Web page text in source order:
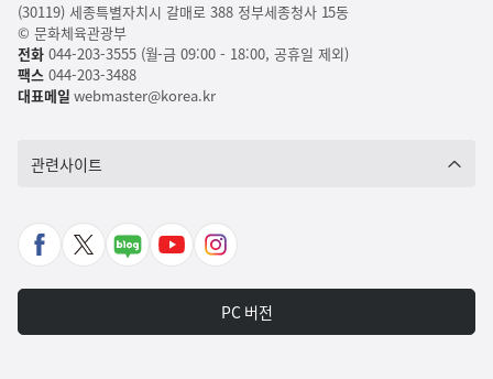
(30119) 세종특별자치시 갈매로 388 정부세종청사 15동
© 문화체육관광부
전화044-203-3555 (월-금 09:00 - 18:00, 공휴일 제외)
팩스044-203-3488
대표메일 webmaster@korea.kr
관련사이트
페
북
X
가
네
포
유
바
인
타
그
PC 버전